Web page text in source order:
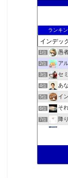
ランキ
1位 愚
2位 ア
3位 セ
4位 あ
5位 イ
6位 そ
7位 降
3
11位 ス